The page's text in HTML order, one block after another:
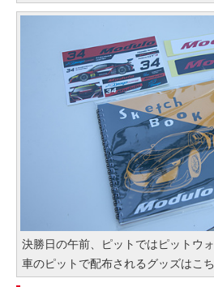
決勝日の午前、ピットではピットウ
車のピットで配布されるグッズはこ